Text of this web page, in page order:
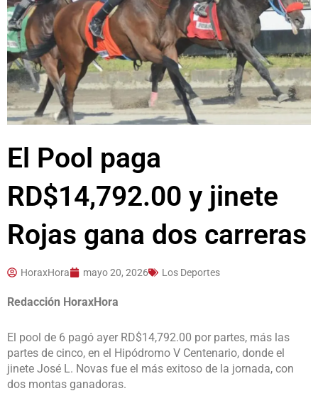
El Pool paga
RD$14,792.00 y jinete
Rojas gana dos carreras
HoraxHora mayo 20, 2026 Los Deportes
Redacción HoraxHora
El pool de 6 pagó ayer RD$14,792.00 por partes, más las
partes de cinco, en el Hipódromo V Centenario, donde el
jinete José L. Novas fue el más exitoso de la jornada, con
dos montas ganadoras.